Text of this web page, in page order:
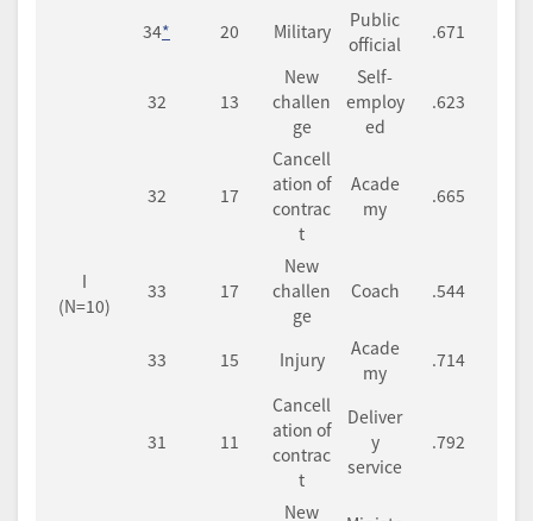
Ⅰ
(N=10)
34* 20 Military
Public
official
.671
32 13
New
challen
ge
Self-
employ
ed
.623
32 17
Cancell
ation of
contrac
t
Acade
my
.665
33 17
New
challen
ge
Coach .544
33 15 Injury
Acade
my
.714
31 11
Cancell
ation of
contrac
t
Deliver
y
service
.792
New